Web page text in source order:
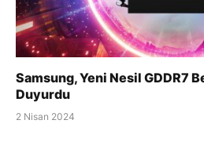
Samsung, Yeni Nesil GDDR7
Duyurdu
2 Nisan 2024